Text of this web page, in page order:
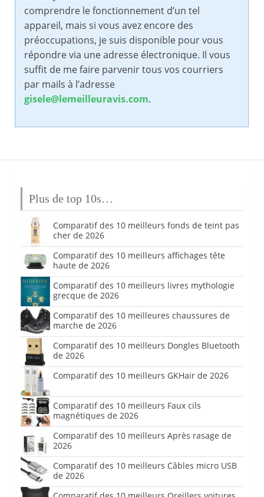
comprendre le fonctionnement d’un tel
appareil, mais si vous avez encore des
préoccupations, je suis disponible pour vous
répondre via une adresse électronique. Il vous
suffit de me faire parvenir tous vos courriers
par mails à l’adresse
gisele@lemeilleuravis.com.
Plus de top 10s…
Comparatif des 10 meilleurs fonds de teint pas
cher de 2026
Comparatif des 10 meilleurs affichages tête
haute de 2026
Comparatif des 10 meilleurs livres mythologie
grecque de 2026
Comparatif des 10 meilleures chaussures de
marche de 2026
Comparatif des 10 meilleurs Dongles Bluetooth
de 2026
Comparatif des 10 meilleurs GKHair de 2026
Comparatif des 10 meilleurs Faux cils
magnétiques de 2026
Comparatif des 10 meilleurs Après rasage de
2026
Comparatif des 10 meilleurs Câbles micro USB
de 2026